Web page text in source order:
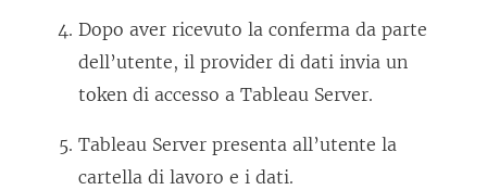
Dopo aver ricevuto la conferma da parte
dell’utente, il provider di dati invia un
token di accesso a Tableau Server.
Tableau Server presenta all’utente la
cartella di lavoro e i dati.